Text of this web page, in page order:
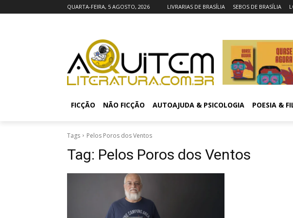
QUARTA-FEIRA, 5 AGOSTO, 2026 LIVRARIAS DE BRASÍLIA SEBOS DE BRASÍLIA
FICÇÃO NÃO FICÇÃO AUTOAJUDA & PSICOLOGIA POESIA &
Tags Pelos Poros dos Ventos
Tag: Pelos Poros dos Ventos